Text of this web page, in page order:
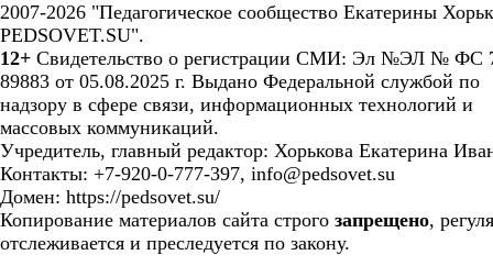
2007-2026 "Педагогическое сообщество Екатерины
PEDSOVET.SU".
12+ Свидетельство о регистрации СМИ: Эл №ЭЛ № ФС
89883 от 05.08.2025 г. Выдано Федеральной службой по
надзору в сфере связи, информационных технологий и
массовых коммуникаций.
Учредитель, главный редактор: Хорькова Екатерина
Контакты: +7-920-0-777-397, info@pedsovet.su
Домен: https://pedsovet.su/
Копирование материалов сайта строго запрещено,
отслеживается и преследуется по закону.